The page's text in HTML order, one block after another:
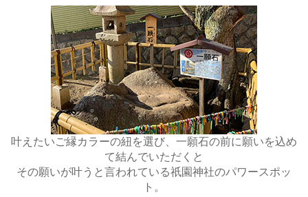
叶えたいご縁カラーの紐を選び、一願石の前に願いを込め
て結んでいただくと
その願いが叶うと言われている祇園神社のパワースポッ
ト。